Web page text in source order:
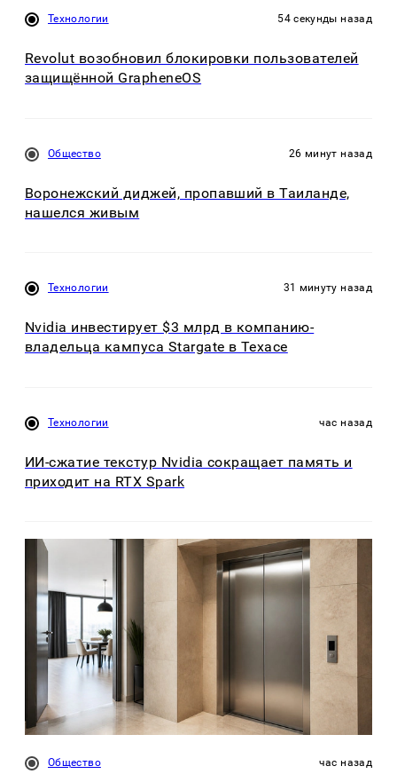
Технологии 54 секунды назад
Revolut возобновил блокировки пользователей
защищённой GrapheneOS
Общество 26 минут назад
Воронежский диджей, пропавший в Таиланде,
нашелся живым
Технологии 31 минуту назад
Nvidia инвестирует $3 млрд в компанию-
владельца кампуса Stargate в Техасе
Технологии час назад
ИИ-сжатие текстур Nvidia сокращает память и
приходит на RTX Spark
Общество час назад